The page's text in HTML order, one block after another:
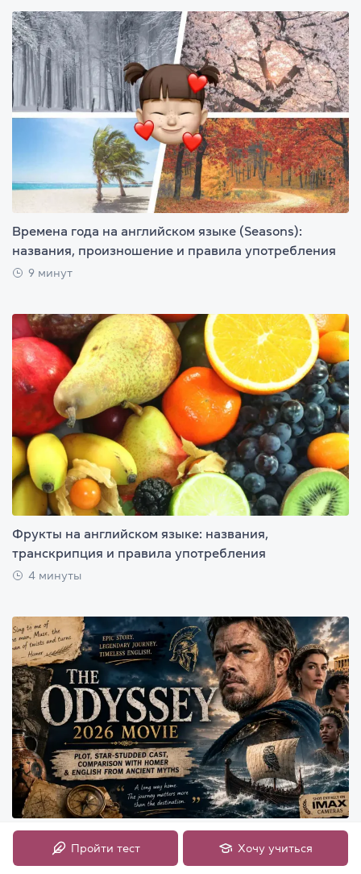
Времена года на английском языке (Seasons):
названия, произношение и правила употребления
9 минут
Фрукты на английском языке: названия,
транскрипция и правила употребления
4 минуты
Фильм «Одиссея» 2026: сюжет, звездный состав,
сравнение с Гомером и английский язык на примере
Пройти тест Хочу учиться